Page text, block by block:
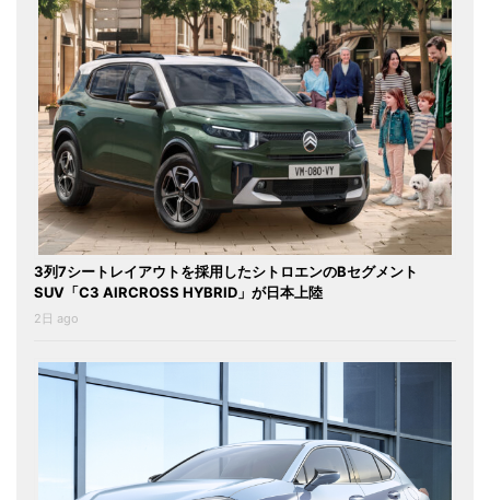
3列7シートレイアウトを採用したシトロエンのBセグメント
SUV「C3 AIRCROSS HYBRID」が日本上陸
2日 ago